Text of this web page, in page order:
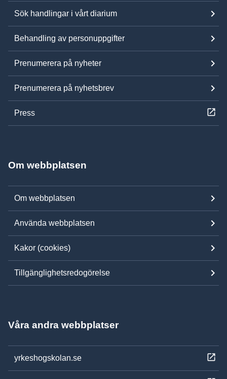
Sök handlingar i vårt diarium
Behandling av personuppgifter
Prenumerera på nyheter
Prenumerera på nyhetsbrev
Press
Om webbplatsen
Om webbplatsen
Använda webbplatsen
Kakor (cookies)
Tillgänglighetsredogörelse
Våra andra webbplatser
yrkeshogskolan.se